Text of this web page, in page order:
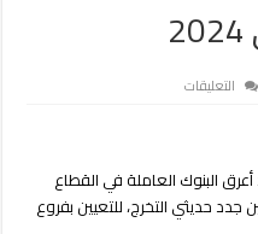
التعليقات
عن
وظائف
البنوك العاملة في القطاع
حديثي التخرج، للتعيين بفروع